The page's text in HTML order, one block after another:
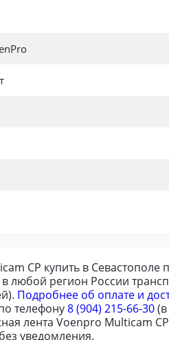
CP купить в
в любой регион России
Подробнее об оплате и
телефону8 (904) 215-66-30
лента Voenpro Multicam
уведомления.